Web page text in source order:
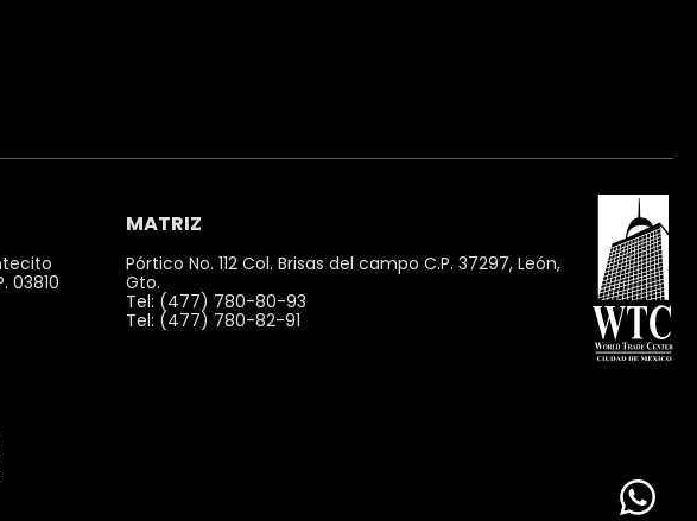
03810
MATRIZ
Pórtico No. 112 Col. Brisas del campo C.P. 37297, León,
Gto.
Tel: (477) 780-80-93
Tel: (477) 780-82-91